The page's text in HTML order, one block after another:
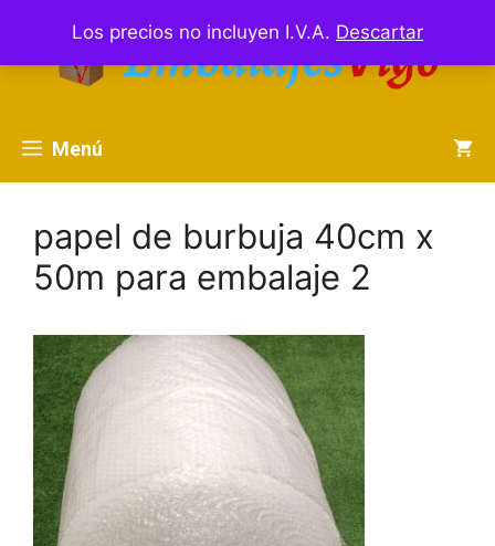
Los precios no incluyen I.V.A. Descartar
contenido
Menú
papel de burbuja 40cm x
50m para embalaje 2